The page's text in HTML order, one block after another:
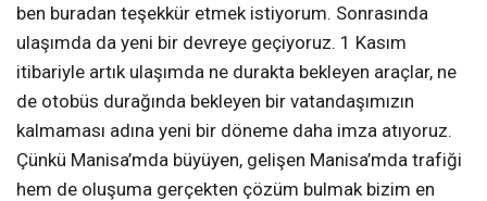
ben buradan teşekkür etmek istiyorum. Sonrasında
ulaşımda da yeni bir devreye geçiyoruz. 1 Kasım
itibariyle artık ulaşımda ne durakta bekleyen araçlar, ne
de otobüs durağında bekleyen bir vatandaşımızın
kalmaması adına yeni bir döneme daha imza atıyoruz.
Çünkü Manisa’mda büyüyen, gelişen Manisa’mda trafiği
hem de oluşuma gerçekten çözüm bulmak bizim en